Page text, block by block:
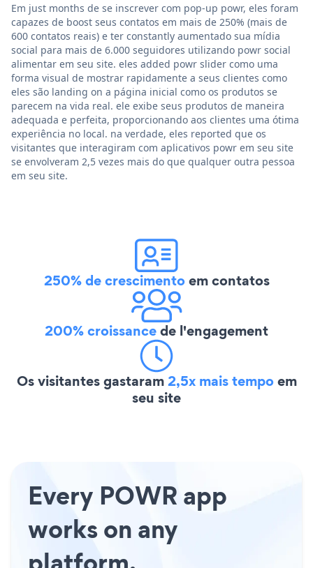
Em just months de se inscrever com pop-up powr, eles foram
capazes de boost seus contatos em mais de 250% (mais de
600 contatos reais) e ter constantly aumentado sua mídia
social para mais de 6.000 seguidores utilizando powr social
alimentar em seu site. eles added powr slider como uma
forma visual de mostrar rapidamente a seus clientes como
eles são landing on a página inicial como os produtos se
parecem na vida real. ele exibe seus produtos de maneira
adequada e perfeita, proporcionando aos clientes uma ótima
experiência no local. na verdade, eles reported que os
visitantes que interagiram com aplicativos powr em seu site
se envolveram 2,5 vezes mais do que qualquer outra pessoa
em seu site.
250% de crescimentoem contatos
200% croissancede l'engagement
Os visitantes gastaram2,5x mais tempoem
seu site
Every POWR app
works on any